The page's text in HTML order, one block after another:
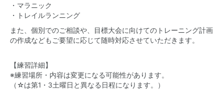
・マラニック
・トレイルランニング
また、個別でのご相談や、目標大会に向けてのトレーニング計画
の作成などもご要望に応じて随時対応させていただきます。
【練習詳細】
※練習場所・内容は変更になる可能性があります。
（☆は第1・3土曜日と異なる日程になります。）